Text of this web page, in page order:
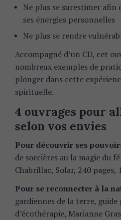
Ne plus se surestimer afin
ses énergies personnelles
Ne plus se rendre
Accompagné d’un CD, cet
nombreux exemples de
plonger dans cette
spirituelle.
4 ouvrages pour
selon vos envies
Pour découvrir ses
de sorcières au la magie du
Chabrillac, Solar, 240 pages,
Pour se reconnecter à la
gardiennes de la terre,
d’écothérapie, Marianne
S
h
o